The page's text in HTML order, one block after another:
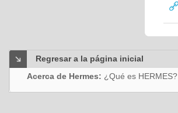
Regresar a la página inicial
Acerca de Hermes: ¿Qué es HERMES?